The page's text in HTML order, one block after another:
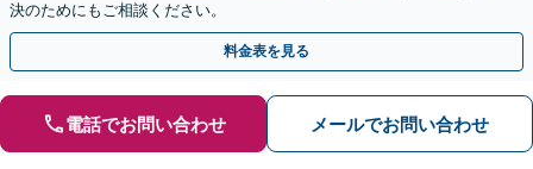
決のためにもご相談ください。
料金表を見る
電話でお問い合わせ メールでお問い合わせ